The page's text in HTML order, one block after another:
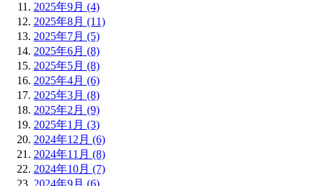
2025年9月 (4)
2025年8月 (11)
2025年7月 (5)
2025年6月 (8)
2025年5月 (8)
2025年4月 (6)
2025年3月 (8)
2025年2月 (9)
2025年1月 (3)
2024年12月 (6)
2024年11月 (8)
2024年10月 (7)
2024年9月 (6)